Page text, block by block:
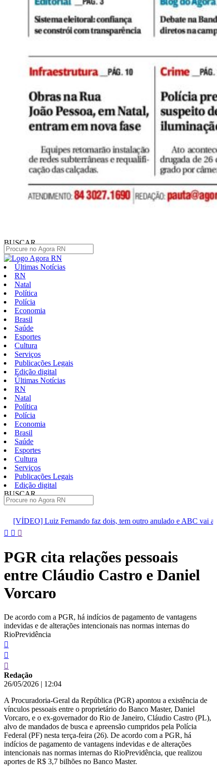
BUSCAR
Últimas Notícias
RN
Natal
Política
Polícia
Economia
Brasil
Saúde
Esportes
Cultura
Serviços
Publicações Legais
Edição digital
Últimas Notícias
RN
Natal
Política
Polícia
Economia
Brasil
Saúde
Esportes
Cultura
Serviços
Publicações Legais
Edição digital
BUSCAR
faz dois, tem outro anulado e ABC vai ao intervalo vencendo por
Pular
conteúdo
PGR cita relações pessoais
entre Cláudio Castro e Daniel
Vorcaro
De acordo com a PGR, há indícios de pagamento de vantagens
indevidas e de alterações intencionais nas normas internas do
RioPrevidência
Redação
26/05/2026 | 12:04
A Procuradoria-Geral da República (PGR) apontou a existência de
vínculos pessoais entre o proprietário do Banco Master, Daniel
Vorcaro, e o ex-governador do Rio de Janeiro, Cláudio Castro (PL),
alvo de mandados de busca e apreensão cumpridos pela Polícia
Federal (PF) nesta terça-feira (26). De acordo com a PGR, há
indícios de pagamento de vantagens indevidas e de alterações
intencionais nas normas internas do RioPrevidência, que realizou
aportes de R$ 3,7 bilhões no Banco Master.